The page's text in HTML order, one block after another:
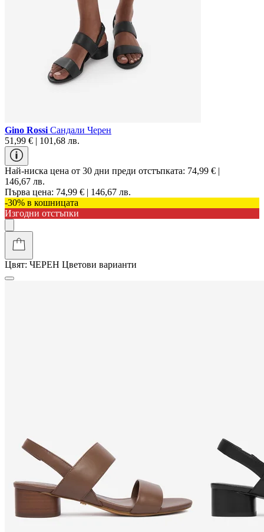
Gino Rossi Сандали Черен
51,99 € | 101,68 лв.
Най-ниска цена от 30 дни преди отстъпката: 74,99 € |
146,67 лв.
Първа цена: 74,99 € | 146,67 лв.
-30% в кошницата
Изгодни отстъпки
Цвят: ЧЕРЕН Цветови варианти